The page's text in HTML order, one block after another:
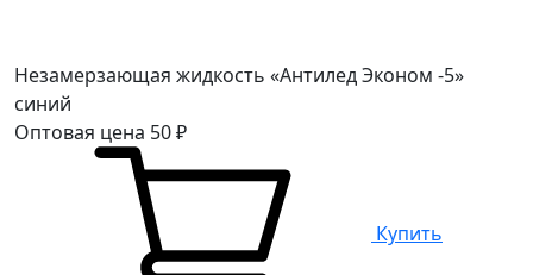
Незамерзающая жидкость «Антилед Эконом -5»
синий
Оптовая цена 50₽
Купить